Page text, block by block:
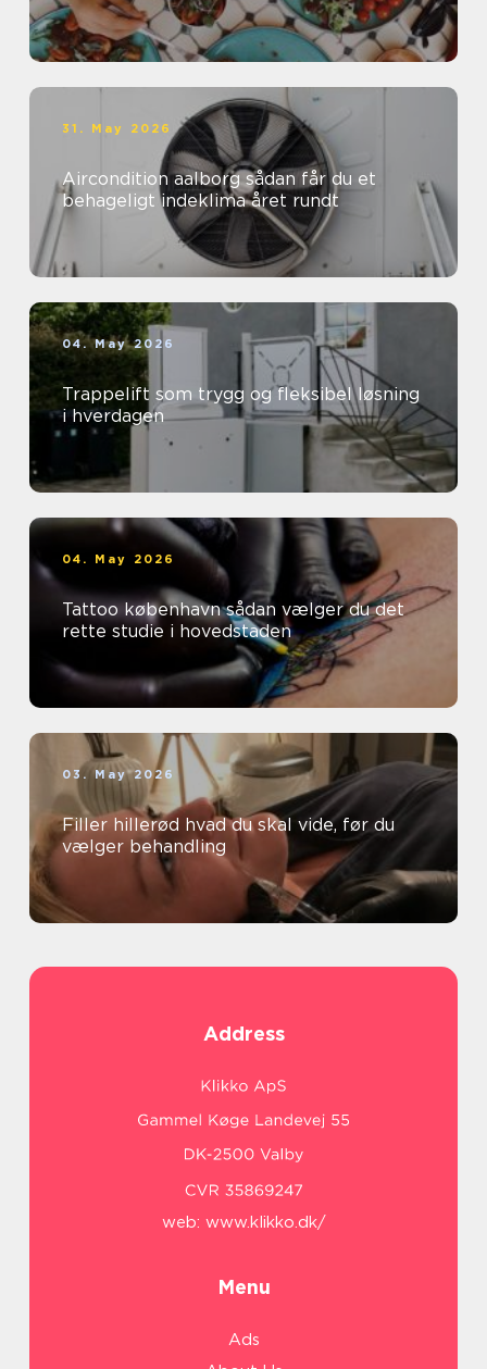
31. May 2026
Aircondition aalborg sådan får du et
behageligt indeklima året rundt
04. May 2026
Trappelift som trygg og fleksibel løsning
i hverdagen
04. May 2026
Tattoo københavn sådan vælger du det
rette studie i hovedstaden
03. May 2026
Filler hillerød hvad du skal vide, før du
vælger behandling
Address
web: www.klikko.dk/
Menu
Ads